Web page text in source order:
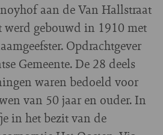
aan de Van Hallstraat
werd gebouwd in 1910 met
Opdrachtgever
Gemeente. De 28 deels
waren bedoeld voor
van 50 jaar en ouder. In
in het bezit van de